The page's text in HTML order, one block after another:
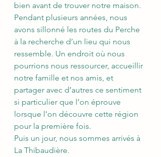
bien avant de trouver notre maison.
Pendant plusieurs années, nous
avons sillonné les routes du Perche
à la recherche d’un lieu qui nous
ressemble. Un endroit où nous
pourrions nous ressourcer, accueillir
notre famille et nos amis, et
partager avec d’autres ce sentiment
si particulier que l’on éprouve
lorsque l’on découvre cette région
pour la première fois.
Puis un jour, nous sommes arrivés à
La Thibaudière.